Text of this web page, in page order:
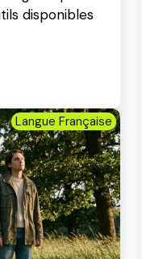
disponibles
Langue Française